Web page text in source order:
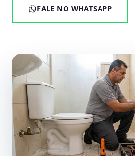
FALE NO WHATSAPP